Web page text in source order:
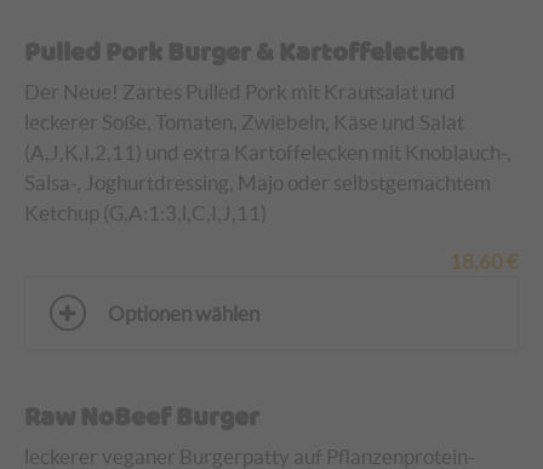
Pulled Pork Burger & Kartoffelecken
Der Neue! Zartes Pulled Pork mit Krautsalat und
leckerer Soße, Tomaten, Zwiebeln, Käse und Salat
(A,J,K,I,2,11) und extra Kartoffelecken mit Knoblauch-,
Salsa-, Joghurtdressing, Majo oder selbstgemachtem
Ketchup (G,A:1:3,l,C,I,J,11)
18,60 €
Optionen wählen
Raw NoBeef Burger
leckerer veganer Burgerpatty auf Pflanzenprotein-